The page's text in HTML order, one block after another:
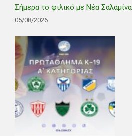
Σήμερα το φιλικό με Νέα Σαλαμίνα
05/08/2026